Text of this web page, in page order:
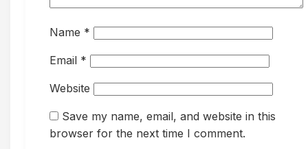
Name *
Email *
Website
Save my name, email, and website in this
browser for the next time I comment.